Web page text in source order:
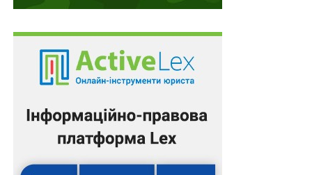
припинення чи скасування, на посади державної
служби, посади в органах місцевого самоврядування,
посади керівників суб`єктів господарювання
державного сектору економіки, посади керівників
особи призначені відповідно до абзацу першого
частини п`ятої цієї статті, оголошується конкурс.
Граничний строк перебування особи на посаді, на яку
її призначено відповідно до абзацу першого частини